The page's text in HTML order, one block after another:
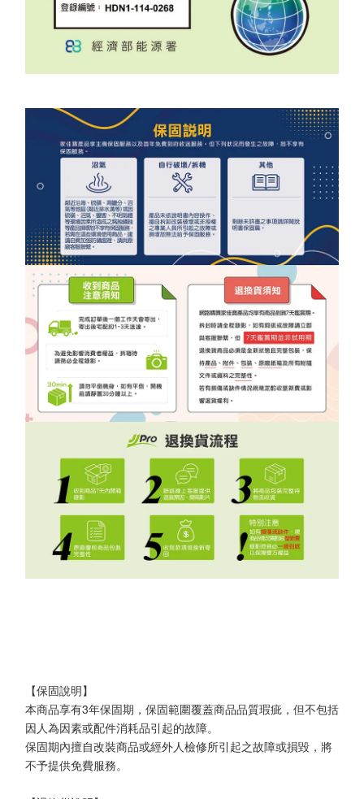
【保固說明】
本商品享有3年保固期，保固範圍覆蓋商品品質瑕疵，但不包括
因人為因素或配件消耗品引起的故障。
保固期內擅自改裝商品或經外人檢修所引起之故障或損毀，將
不予提供免費服務。